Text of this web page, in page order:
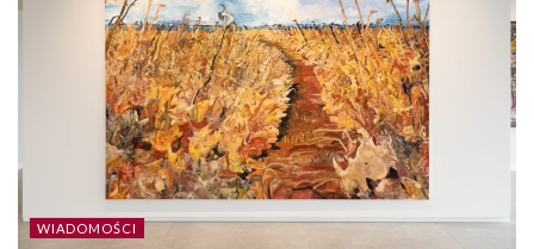
WIADOMOŚCI